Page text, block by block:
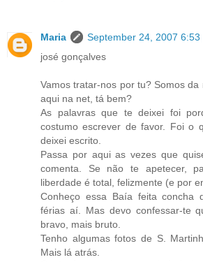
Maria
September 24, 2007 6:53
josé gonçalves
Vamos tratar-nos por tu? Somos
aqui na net, tá bem?
As palavras que te deixei foi
costumo escrever de favor. Foi o
deixei escrito.
Passa por aqui as vezes que
comenta. Se não te apetecer,
liberdade é total, felizmente (e por
Conheço essa Baía feita concha
férias aí. Mas devo confessar-te
bravo, mais bruto.
Tenho algumas fotos de S.
Mais lá atrás.